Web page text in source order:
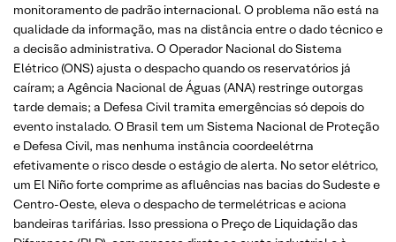
monitoramento de padrão internacional. O problema não está na
qualidade da informação, mas na distância entre o dado técnico e
a decisão administrativa. O Operador Nacional do Sistema
Elétrico (ONS) ajusta o despacho quando os reservatórios já
caíram; a Agência Nacional de Águas (ANA) restringe outorgas
tarde demais; a Defesa Civil tramita emergências só depois do
evento instalado. O Brasil tem um Sistema Nacional de Proteção
e Defesa Civil, mas nenhuma instância coordeelétrna
efetivamente o risco desde o estágio de alerta. No setor elétrico,
um El Niño forte comprime as afluências nas bacias do Sudeste e
Centro-Oeste, eleva o despacho de termelétricas e aciona
bandeiras tarifárias. Isso pressiona o Preço de Liquidação das